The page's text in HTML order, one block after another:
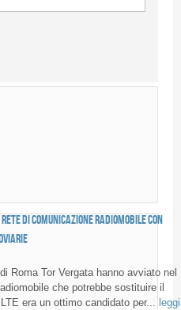
di comunicazione radiomobile con
Roma Tor Vergata hanno avviato nel
che potrebbe sostituire il
era un ottimo candidato per... leggi